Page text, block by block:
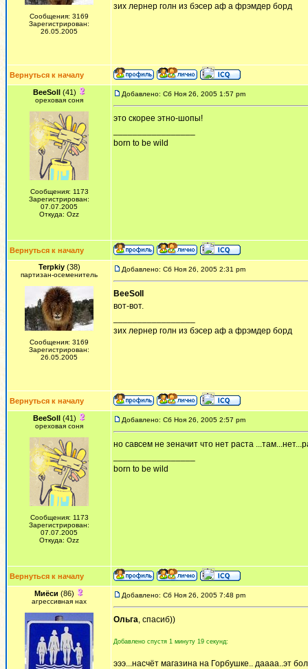
Сообщения: 3169
Зарегистрирован:
26.05.2005
зих лернер голн из бэсер аф а фрэмдер борд
Вернуться к началу
BeeSoll(41)
ореховая соня
Сообщения: 1173
Зарегистрирован:
07.07.2005
Откуда: Ozz
Добавлено: Сб Ноя 26, 2005 1:57 pm
это скорее этно-шопы!
born to be wild
Вернуться к началу
Terpkiy(38)
партизан-осеменитель
Сообщения: 3169
Зарегистрирован:
26.05.2005
Добавлено: Сб Ноя 26, 2005 2:31 pm
BeeSoll
вот-вот.
зих лернер голн из бэсер аф а фрэмдер борд
Вернуться к началу
BeeSoll(41)
ореховая соня
Сообщения: 1173
Зарегистрирован:
07.07.2005
Откуда: Ozz
Добавлено: Сб Ноя 26, 2005 2:57 pm
но савсем не зеначит что нет раста
born to be wild
Вернуться к началу
Миёси (86)
агрессивная нах
Добавлено: Сб Ноя 26, 2005 7:48 pm
Ольга, спасиб))
Добавлено спустя 1 минуту 19 секунд:
эээ...насчёт магазина на Горбушке.. даааа..эт